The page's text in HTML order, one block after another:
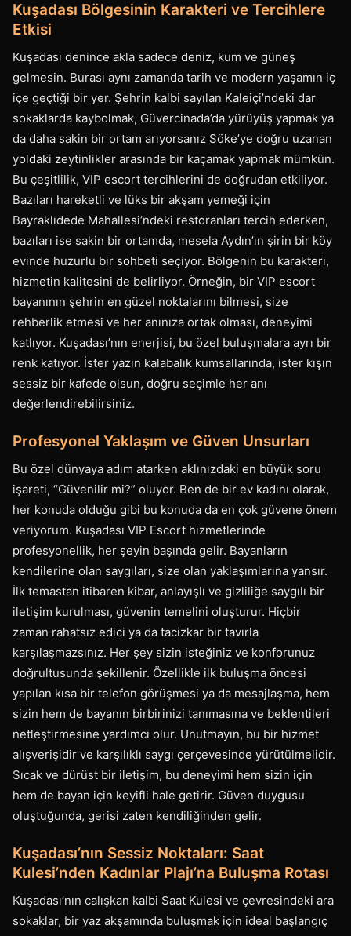
Kuşadası Bölgesinin Karakteri ve Tercihlere
Etkisi
Kuşadası denince akla sadece deniz, kum ve güneş
gelmesin. Burası aynı zamanda tarih ve modern yaşamın iç
içe geçtiği bir yer. Şehrin kalbi sayılan Kaleiçi’ndeki dar
sokaklarda kaybolmak, Güvercinada’da yürüyüş yapmak ya
da daha sakin bir ortam arıyorsanız Söke’ye doğru uzanan
yoldaki zeytinlikler arasında bir kaçamak yapmak mümkün.
Bu çeşitlilik, VIP escort tercihlerini de doğrudan etkiliyor.
Bazıları hareketli ve lüks bir akşam yemeği için
Bayraklıdede Mahallesi’ndeki restoranları tercih ederken,
bazıları ise sakin bir ortamda, mesela Aydın’ın şirin bir köy
evinde huzurlu bir sohbeti seçiyor. Bölgenin bu karakteri,
hizmetin kalitesini de belirliyor. Örneğin, bir VIP escort
bayanının şehrin en güzel noktalarını bilmesi, size
rehberlik etmesi ve her anınıza ortak olması, deneyimi
katlıyor. Kuşadası’nın enerjisi, bu özel buluşmalara ayrı bir
renk katıyor. İster yazın kalabalık kumsallarında, ister kışın
sessiz bir kafede olsun, doğru seçimle her anı
değerlendirebilirsiniz.
Profesyonel Yaklaşım ve Güven Unsurları
Bu özel dünyaya adım atarken aklınızdaki en büyük soru
işareti, “Güvenilir mi?” oluyor. Ben de bir ev kadını olarak,
her konuda olduğu gibi bu konuda da en çok güvene önem
veriyorum. Kuşadası VIP Escort hizmetlerinde
profesyonellik, her şeyin başında gelir. Bayanların
kendilerine olan saygıları, size olan yaklaşımlarına yansır.
İlk temastan itibaren kibar, anlayışlı ve gizliliğe saygılı bir
iletişim kurulması, güvenin temelini oluşturur. Hiçbir
zaman rahatsız edici ya da tacizkar bir tavırla
karşılaşmazsınız. Her şey sizin isteğiniz ve konforunuz
doğrultusunda şekillenir. Özellikle ilk buluşma öncesi
yapılan kısa bir telefon görüşmesi ya da mesajlaşma, hem
sizin hem de bayanın birbirinizi tanımasına ve beklentileri
netleştirmesine yardımcı olur. Unutmayın, bu bir hizmet
alışverişidir ve karşılıklı saygı çerçevesinde yürütülmelidir.
Sıcak ve dürüst bir iletişim, bu deneyimi hem sizin için
hem de bayan için keyifli hale getirir. Güven duygusu
oluştuğunda, gerisi zaten kendiliğinden gelir.
Kuşadası’nın Sessiz Noktaları: Saat
Kulesi’nden Kadınlar Plajı’na Buluşma Rotası
Kuşadası’nın calışkan kalbi Saat Kulesi ve çevresindeki ara
sokaklar, bir yaz akşamında buluşmak için ideal başlangıç